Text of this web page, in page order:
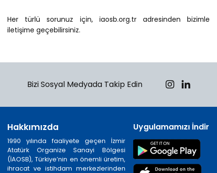
Her türlü sorunuz için, iaosb.org.tr adresinden bizimle
iletişime geçebilirsiniz.
Bizi Sosyal Medyada Takip Edin
Hakkımızda
1990 yılında faaliyete geçen İzmir
Atatürk Organize Sanayi Bölgesi
(İAOSB), Türkiye’nin en önemli üretim,
ihracat ve istihdam merkezlerinden
Uygulamamızı İndirin